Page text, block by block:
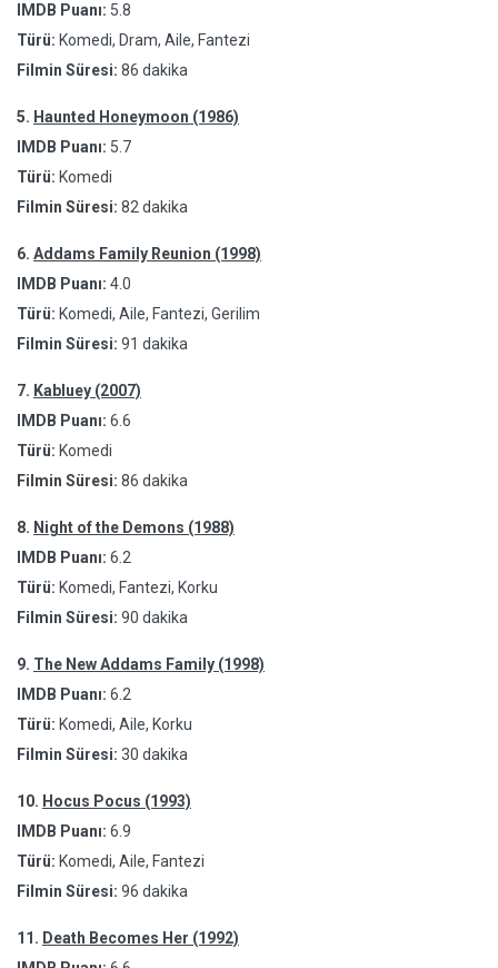
IMDB Puanı: 5.8
Türü: Komedi, Dram, Aile, Fantezi
Filmin Süresi: 86 dakika
5. Haunted Honeymoon (1986)
IMDB Puanı: 5.7
Türü: Komedi
Filmin Süresi: 82 dakika
6. Addams Family Reunion (1998)
IMDB Puanı: 4.0
Türü: Komedi, Aile, Fantezi, Gerilim
Filmin Süresi: 91 dakika
7. Kabluey (2007)
IMDB Puanı: 6.6
Türü: Komedi
Filmin Süresi: 86 dakika
8. Night of the Demons (1988)
IMDB Puanı: 6.2
Türü: Komedi, Fantezi, Korku
Filmin Süresi: 90 dakika
9. The New Addams Family (1998)
IMDB Puanı: 6.2
Türü: Komedi, Aile, Korku
Filmin Süresi: 30 dakika
10. Hocus Pocus (1993)
IMDB Puanı: 6.9
Türü: Komedi, Aile, Fantezi
Filmin Süresi: 96 dakika
11. Death Becomes Her (1992)